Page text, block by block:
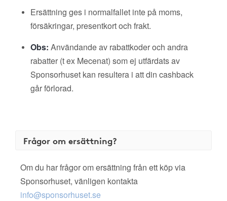
Ersättning ges i normalfallet inte på moms,
försäkringar, presentkort och frakt.
Obs: Användande av rabattkoder och andra
rabatter (t ex Mecenat) som ej utfärdats av
Sponsorhuset kan resultera i att din cashback
går förlorad.
Frågor om ersättning?
Om du har frågor om ersättning från ett köp via
Sponsorhuset, vänligen kontakta
info@sponsorhuset.se